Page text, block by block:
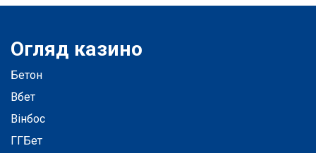
Огляд казино
Бетон
Вбет
Вінбос
ГГБет